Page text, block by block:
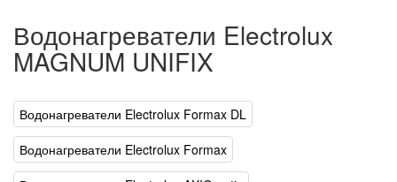
Водонагреватели Electrolux
MAGNUM UNIFIX
Водонагреватели Electrolux Formax DL
Водонагреватели Electrolux Formax